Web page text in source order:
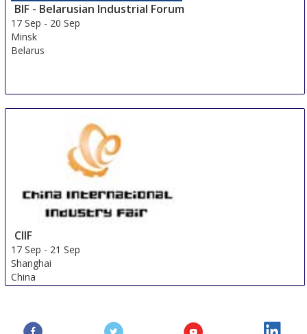
BIF - Belarusian Industrial Forum
17 Sep - 20 Sep
Minsk
Belarus
CIIF
17 Sep - 21 Sep
Shanghai
China